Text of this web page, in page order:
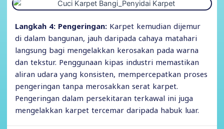
Langkah 4: Pengeringan: Karpet kemudian dijemur
di dalam bangunan, jauh daripada cahaya matahari
langsung bagi mengelakkan kerosakan pada warna
dan tekstur. Penggunaan kipas industri memastikan
aliran udara yang konsisten, mempercepatkan proses
pengeringan tanpa merosakkan serat karpet.
Pengeringan dalam persekitaran terkawal ini juga
mengelakkan karpet tercemar daripada habuk luar.